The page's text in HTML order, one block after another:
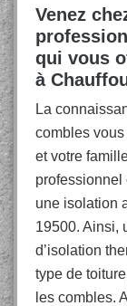
Venez
qui vous
à
La
combles
et votre
professionnel
une isolation
19500. Ainsi,
d’isolation
type de
les combles.